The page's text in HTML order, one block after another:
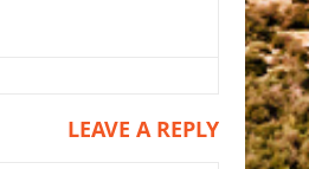
LEAVE A REPLY